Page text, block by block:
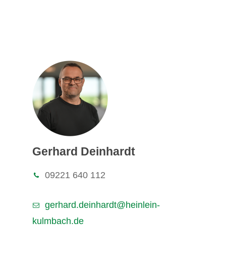
Gerhard Deinhardt
09221 640 112
gerhard.deinhardt@heinlein-
kulmbach.de